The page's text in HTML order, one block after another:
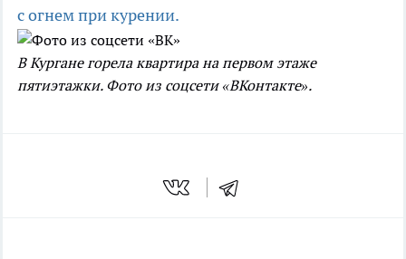
с огнем при курении.
В Кургане горела квартира на первом этаже
пятиэтажки. Фото из соцсети «ВКонтакте».